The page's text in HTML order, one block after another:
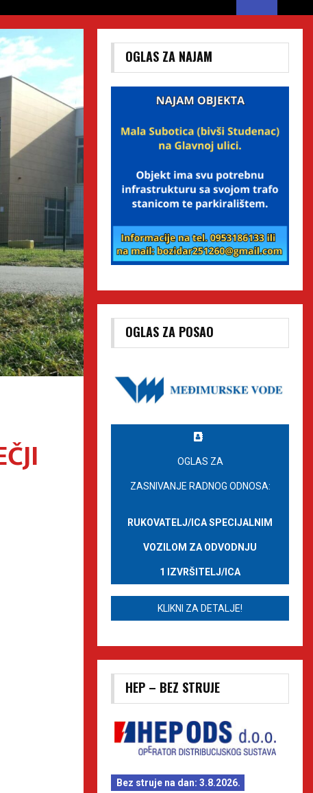
OGLAS ZA NAJAM
OGLAS ZA POSAO
OGLAS ZA
ZASNIVANJE RADNOG ODNOSA:
RUKOVATELJ/ICA SPECIJALNIM
VOZILOM ZA ODVODNJU
1 IZVRŠITELJ/ICA
KLIKNI ZA DETALJE!
HEP – BEZ STRUJE
Bez struje na dan: 3.8.2026.